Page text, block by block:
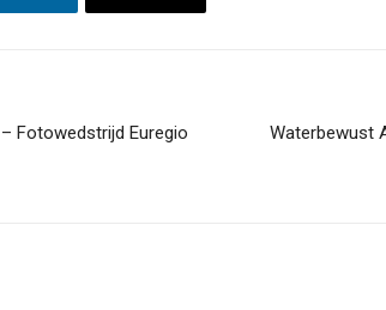
Fotowedstrijd Euregio
Waterbewust